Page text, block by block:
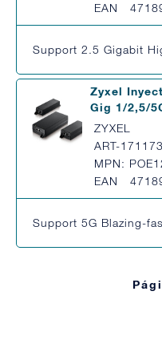
EAN
Support 2.5 Gigabit
Zyxel
Gig 1/2,5/
ZYXEL
ART-171173
MPN:
EAN
Support 5G Blazing-